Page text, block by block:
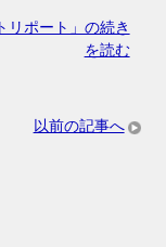
リポート」の続き
を読む
以前の記事へ